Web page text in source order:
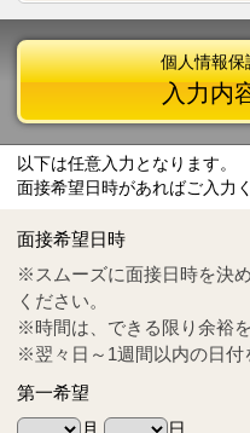
個人情報保護方針
Tel
0570-55-0314
個人情報保
入力内
以下は任意入力となります。
面接希望日時があればご入力
面接希望日時
※スムーズに面接日時を決
ください。
※時間は、できる限り余裕
※翌々日～1週間以内の日付
第一希望
月
日